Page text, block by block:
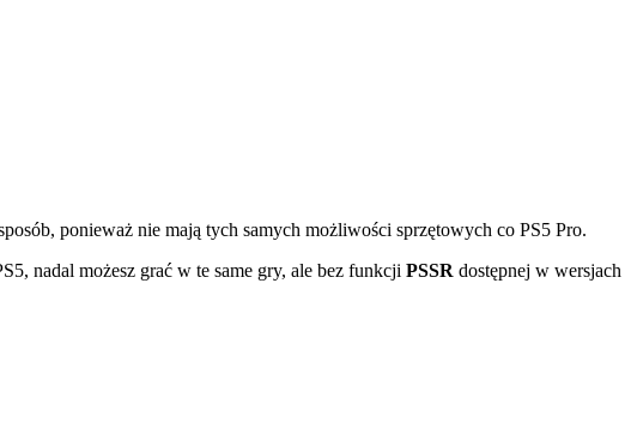
ponieważ nie mają tych samych możliwości sprzętowych co PS5 Pro.
nadal możesz grać w te same gry, ale bez funkcji PSSR dostępnej w wersjach